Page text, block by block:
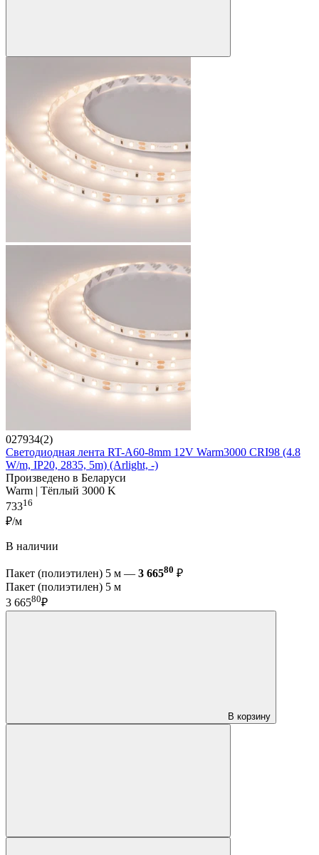
027934(2)
Светодиодная лента RT-A60-8mm 12V Warm3000 CRI98 (4.8
W/m, IP20, 2835, 5m) (Arlight, -)
Произведено в Беларуси
Warm | Тёплый 3000 K
73316
₽/м
В наличии
Пакет (полиэтилен) 5 м — 3 66580 ₽
Пакет (полиэтилен) 5 м
3 66580₽
В корзину